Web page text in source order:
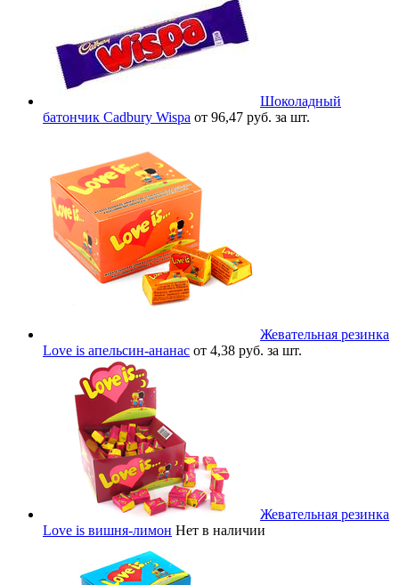
Шоколадный
батончик Cadbury Wispa от 96,47 руб. за шт.
Жевательная резинка
Love is апельсин-ананас от 4,38 руб. за шт.
Жевательная резинка
Love is вишня-лимон Нет в наличии